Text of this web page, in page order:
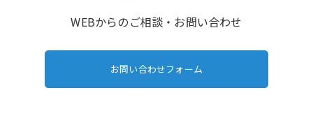
WEBからのご相談・お問い合わせ
お問い合わせフォーム